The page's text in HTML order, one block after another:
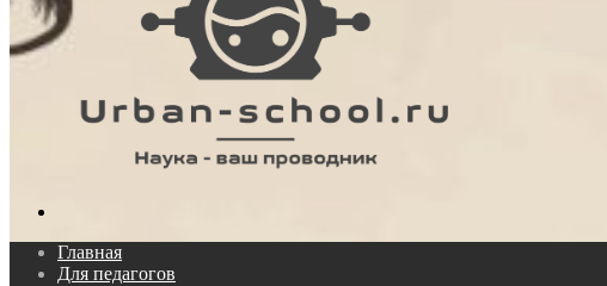
Главная
Для педагогов